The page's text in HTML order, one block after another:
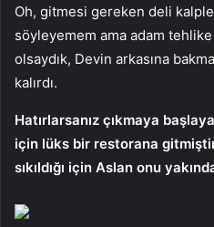
Oh, gitmesi gereken deli
söyleyemem ama adam
olsaydık, Devin arkasına
kalırdı.
Hatırlarsanız çıkmaya
için lüks bir restorana
sıkıldığı için Aslan onu